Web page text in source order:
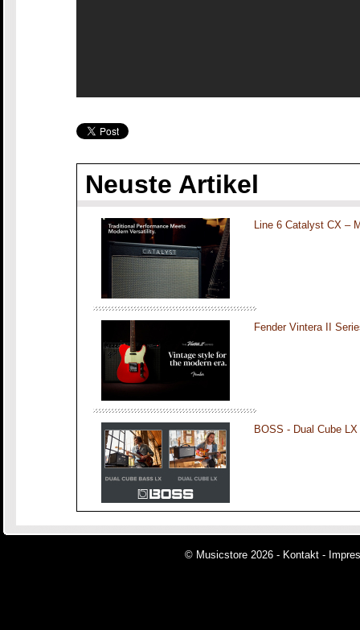
Neuste Artikel
Line 6 Catalyst CX –
Fender Vintera II
BOSS - Dual Cube
© Musicstore 2026 - Kontakt -